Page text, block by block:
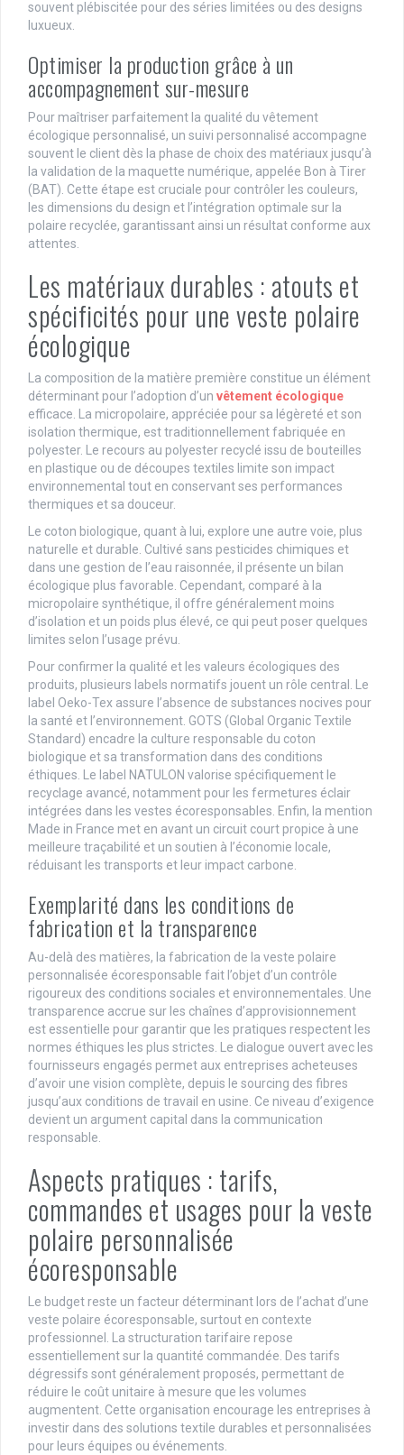
souvent plébiscitée pour des séries limitées ou des designs
luxueux.
Optimiser la production grâce à un
accompagnement sur-mesure
Pour maîtriser parfaitement la qualité du vêtement
écologique personnalisé, un suivi personnalisé accompagne
souvent le client dès la phase de choix des matériaux jusqu’à
la validation de la maquette numérique, appelée Bon à Tirer
(BAT). Cette étape est cruciale pour contrôler les couleurs,
les dimensions du design et l’intégration optimale sur la
polaire recyclée, garantissant ainsi un résultat conforme aux
attentes.
Les matériaux durables : atouts et
spécificités pour une veste polaire
écologique
La composition de la matière première constitue un élément
déterminant pour l’adoption d’un vêtement écologique
efficace. La micropolaire, appréciée pour sa légèreté et son
isolation thermique, est traditionnellement fabriquée en
polyester. Le recours au polyester recyclé issu de bouteilles
en plastique ou de découpes textiles limite son impact
environnemental tout en conservant ses performances
thermiques et sa douceur.
Le coton biologique, quant à lui, explore une autre voie, plus
naturelle et durable. Cultivé sans pesticides chimiques et
dans une gestion de l’eau raisonnée, il présente un bilan
écologique plus favorable. Cependant, comparé à la
micropolaire synthétique, il offre généralement moins
d’isolation et un poids plus élevé, ce qui peut poser quelques
limites selon l’usage prévu.
Pour confirmer la qualité et les valeurs écologiques des
produits, plusieurs labels normatifs jouent un rôle central. Le
label Oeko-Tex assure l’absence de substances nocives pour
la santé et l’environnement. GOTS (Global Organic Textile
Standard) encadre la culture responsable du coton
biologique et sa transformation dans des conditions
éthiques. Le label NATULON valorise spécifiquement le
recyclage avancé, notamment pour les fermetures éclair
intégrées dans les vestes écoresponsables. Enfin, la mention
Made in France met en avant un circuit court propice à une
meilleure traçabilité et un soutien à l’économie locale,
réduisant les transports et leur impact carbone.
Exemplarité dans les conditions de
fabrication et la transparence
Au-delà des matières, la fabrication de la veste polaire
personnalisée écoresponsable fait l’objet d’un contrôle
rigoureux des conditions sociales et environnementales. Une
transparence accrue sur les chaînes d’approvisionnement
est essentielle pour garantir que les pratiques respectent les
normes éthiques les plus strictes. Le dialogue ouvert avec les
fournisseurs engagés permet aux entreprises acheteuses
d’avoir une vision complète, depuis le sourcing des fibres
jusqu’aux conditions de travail en usine. Ce niveau d’exigence
devient un argument capital dans la communication
responsable.
Aspects pratiques : tarifs,
commandes et usages pour la veste
polaire personnalisée
écoresponsable
Le budget reste un facteur déterminant lors de l’achat d’une
veste polaire écoresponsable, surtout en contexte
professionnel. La structuration tarifaire repose
essentiellement sur la quantité commandée. Des tarifs
dégressifs sont généralement proposés, permettant de
réduire le coût unitaire à mesure que les volumes
augmentent. Cette organisation encourage les entreprises à
investir dans des solutions textile durables et personnalisées
pour leurs équipes ou événements.